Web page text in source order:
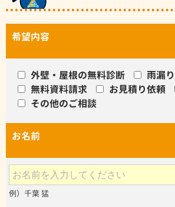
希望内容
外壁・屋根の無料診断
雨漏
無料資料請求
お見積り依頼
その他のご相談
お名前
例）千葉 猛